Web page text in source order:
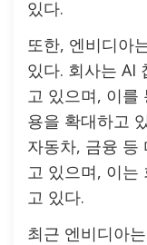
있다.
또한, 엔비디아
있다. 회사는 AI
고 있으며, 이를
용을 확대하고
자동차, 금융 등
고 있으며, 이는
고 있다.
최근 엔비디아